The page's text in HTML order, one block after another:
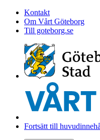
Kontakt
Om Vårt Göteborg
Till goteborg.se
Fortsätt till